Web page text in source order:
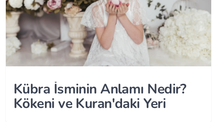
Kübra İsminin Anlamı Nedir?
Kökeni ve Kuran'daki Yeri